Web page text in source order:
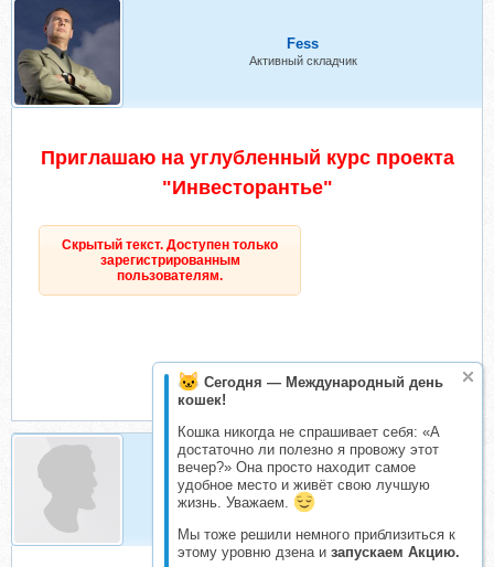
Сегодня — Международный день
кошек!
Кошка никогда не спрашивает себя: «А
достаточно ли полезно я провожу этот
вечер?» Она просто находит самое
удобное место и живёт свою лучшую
жизнь. Уважаем.
Мы тоже решили немного приблизиться к
этому уровню дзена и запускаем Акцию.
Fess
Активный складчик
Приглашаю на углубленный курс проекта
"Инвесторантьe"
Скрытый текст. Доступен только
зарегистрированным
пользователям.
Kaskade
Резервист